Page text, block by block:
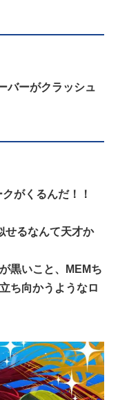
バーがクラッシュ
がくるんだ！！
せるなんて天才か
黒いこと、MEMち
ち向かうようなロ